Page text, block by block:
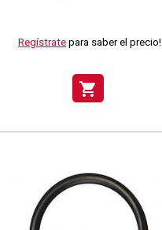
Regístrate para saber el precio!
shopping_cart